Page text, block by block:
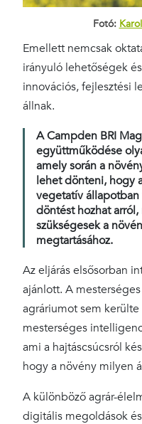
Fotó:
Emellett nemcsak
irányuló lehetőségek
innovációs, fejlesztési
állnak.
A Campden BRI
együttműködése
amely során a
lehet dönteni, hogy
vegetatív
döntést hozhat
szükségesek a
megtartásához.
Az eljárás elsősorban
ajánlott. A
agráriumot sem
mesterséges
ami a hajtáscsúcsról
hogy a növény milyen
A különböző agrár-
digitális megoldások